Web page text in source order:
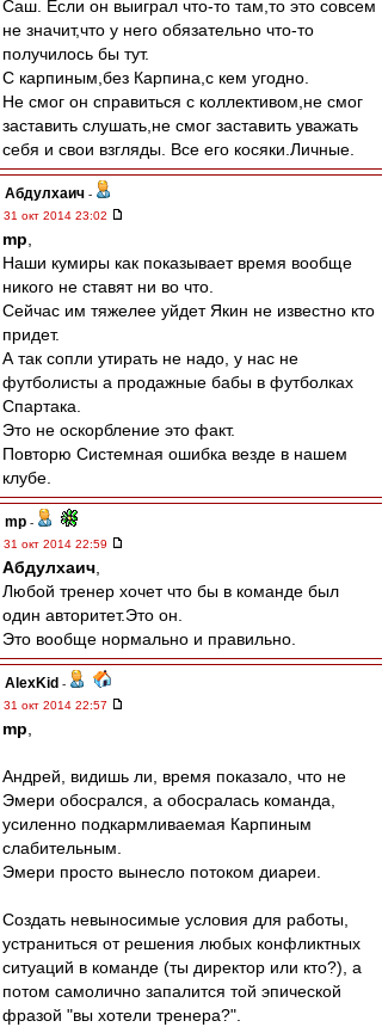
Саш. Если он выиграл что-то там,то это совсем
не значит,что у него обязательно что-то
получилось бы тут.
С карпиным,без Карпина,с кем угодно.
Не смог он справиться с коллективом,не смог
заставить слушать,не смог заставить уважать
себя и свои взгляды. Все его косяки.Личные.
Абдулхаич -
31 окт 2014 23:02
mp
Наши кумиры как показывает время вообще
никого не ставят ни во что.
Сейчас им тяжелее уйдет Якин не известно кто
придет.
А так сопли утирать не надо, у нас не
футболисты а продажные бабы в футболках
Спартака.
Это не оскорбление это факт.
Повторю Системная ошибка везде в нашем
клубе.
mp -
31 окт 2014 22:59
Абдулхаич
Любой тренер хочет что бы в команде был
один авторитет.Это он.
Это вообще нормально и правильно.
AlexKid -
31 окт 2014 22:57
mp
Андрей, видишь ли, время показало, что не
Эмери обосрался, а обосралась команда,
усиленно подкармливаемая Карпиным
слабительным.
Эмери просто вынесло потоком диареи.
Создать невыносимые условия для работы,
устраниться от решения любых конфликтных
ситуаций в команде (ты директор или кто?), а
потом самолично запалится той эпической
фразой "вы хотели тренера?".